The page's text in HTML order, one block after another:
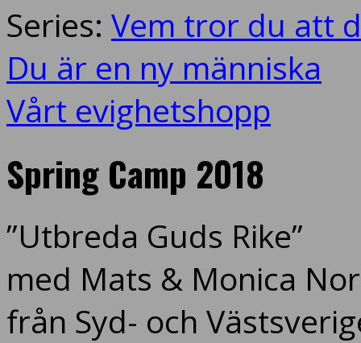
Series: Vem tror du att
Du är en ny människa
Vårt evighetshopp
Spring Camp 2018
”Utbreda Guds Rike”
med Mats & Monica
från Syd- och